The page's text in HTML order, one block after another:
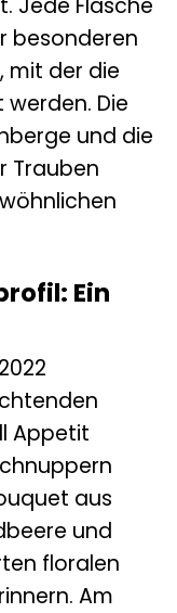
besonderen
mit der die
werden. Die
und die
Trauben
Ein
Appetit
aus
und
floralen
Am